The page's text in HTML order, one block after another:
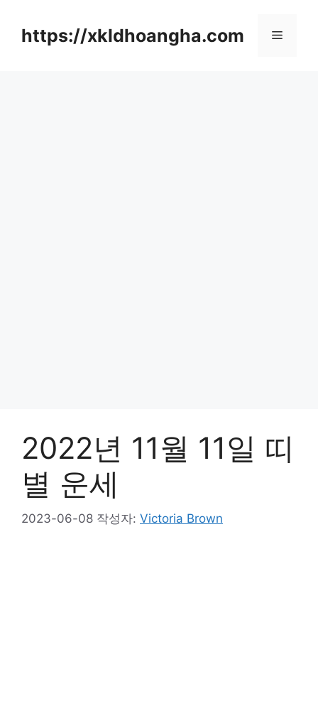
https://xkldhoangha.com 메
2022년 11월 11일 띠
별 운세
2023-06-08 작성자: Victoria Brown